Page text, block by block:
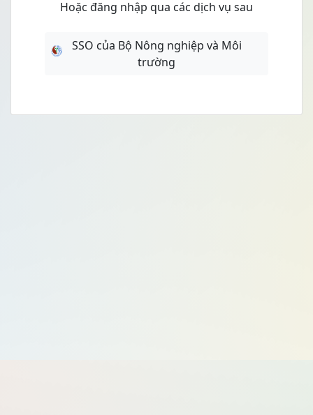
Hoặc đăng nhập qua các dịch vụ sau
SSO của Bộ Nông nghiệp và Môi
trường